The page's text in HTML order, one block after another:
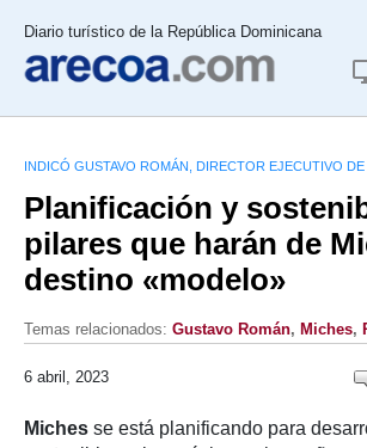
Diario turístico de la República Dominicana
INDICÓ GUSTAVO ROMÁN, DIRECTOR EJECUTIVO
Planificación y
pilares que harán de
destino «modelo»
Temas relacionados: Gustavo Román, Miches,
6 abril, 2023
Miches se está planificando para